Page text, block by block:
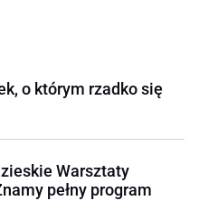
o którym rzadko się
Warsztaty
pełny program